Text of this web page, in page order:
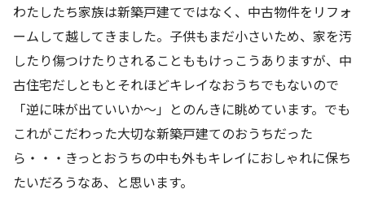
わたしたち家族は新築戸建てではなく、中古物件をリフォ
ームして越してきました。子供もまだ小さいため、家を汚
したり傷つけたりされることももけっこうありますが、中
古住宅だしともとそれほどキレイなおうちでもないので
「逆に味が出ていいか～」とのんきに眺めています。 でも
これがこだわった大切な新築戸建てのおうちだった
ら・・・きっとおうちの中も外もキレイにおしゃれに保ち
たいだろうなあ、と思います。